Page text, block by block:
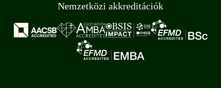
Nemzetközi akkreditációk